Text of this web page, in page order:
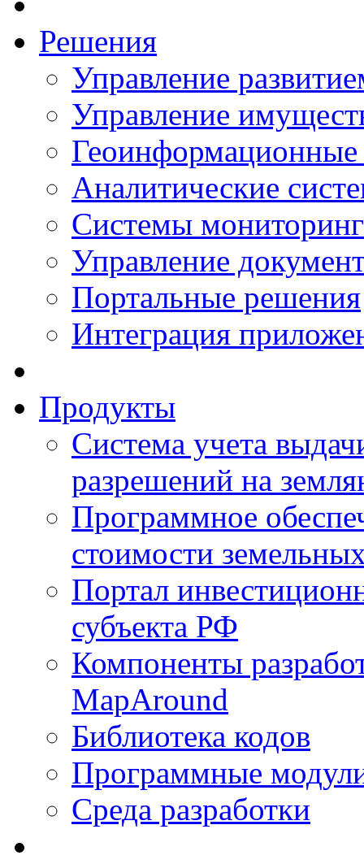
Решения
Управление
Управление
Аналитические
Системы
Управление
Портальные решения
Интеграция
Продукты
Система учета
разрешений на
Программное
стоимости
Портал
субъекта РФ
Компоненты
MapAround
Библиотека кодов
Программные
Среда разработки